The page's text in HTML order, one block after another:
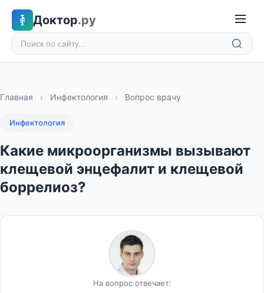
Доктор.ру
Главная › Инфектология › Вопрос врачу
Инфектология
Какие микроорганизмы вызывают
клещевой энцефалит и клещевой
боррелиоз?
На вопрос отвечает: